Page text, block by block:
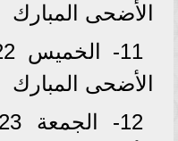
الأضحى المبارك
الأضحى المبارك